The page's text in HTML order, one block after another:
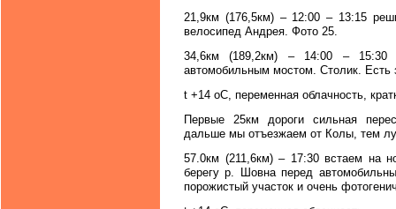
21,9км (176,5км) – 12:00 – 13:15
велосипед Андрея. Фото 25.
34,6км (189,2км) – 14:00 – 15:30
автомобильным мостом. Столик. Есть
t +14 oC, переменная облачность,
Первые 25км дороги сильная
дальше мы отъезжаем от Колы, тем
57.0км (211,6км) – 17:30 встаем на
берегу р. Шовна перед
порожистый участок и очень